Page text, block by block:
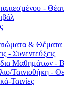
-
&
- Συνεντεύξεις
Μαθημάτων -
Ταινιοθήκη -
Ταινίες